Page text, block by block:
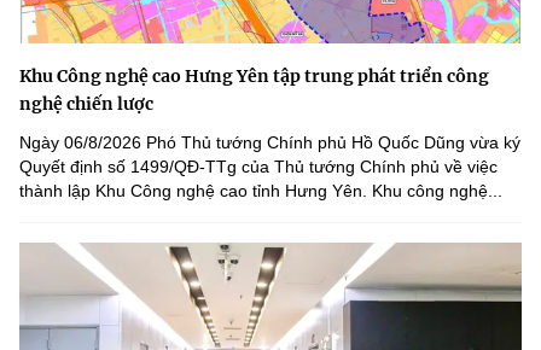
Khu Công nghệ cao Hưng Yên tập trung phát triển công
nghệ chiến lược
Ngày 06/8/2026 Phó Thủ tướng Chính phủ Hồ Quốc Dũng vừa ký
Quyết định số 1499/QĐ-TTg của Thủ tướng Chính phủ về việc
thành lập Khu Công nghệ cao tỉnh Hưng Yên. Khu công nghệ...